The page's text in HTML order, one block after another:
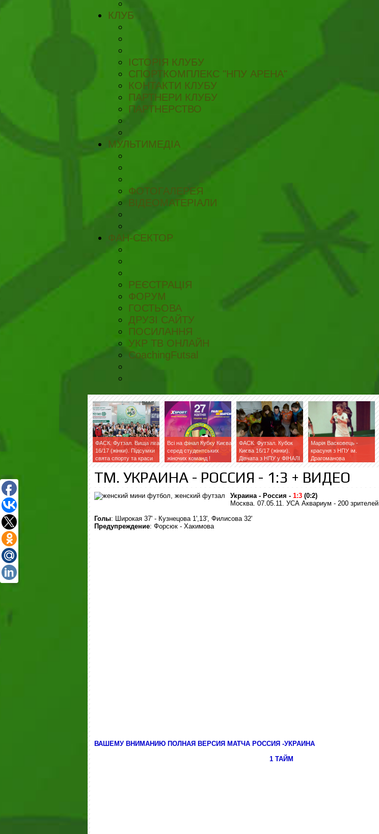
КЛУБ
ІСТОРІЯ КЛУБУ
СПОРТКОМПЛЕКС "НПУ АРЕНА"
КОНТАКТИ КЛУБУ
ПАРТНЕРИ КЛУБУ
ПАРТНЕРСТВО
МУЛЬТИМЕДІА
ФОТОГАЛЕРЕЯ
ВІДЕОМАТЕРІАЛИ
ФАН-СЕКТОР
РЕЄСТРАЦІЯ
ФОРУМ
ГОСТЬОВА
ДРУЗІ САЙТУ
ПОСИЛАННЯ
УКР ТВ ОНЛАЙН
CoachingFutsal
ФАСК. Футзал. Вища ліга
16/17 (жінки). Підсумки
свята спорту та краси
Всі на фінал Кубку Києва
серед студентських
жіночих команд !
ФАСК. Футзал. Кубок
Києва 16/17 (жінки).
Дівчата з НПУ у ФІНАЛІ
Марія Васковець -
красуня з НПУ ім.
Драгоманова
ТМ. УКРАИНА - РОССИЯ - 1:3 + ВИДЕО
Украина - Россия - 1:3(0:2)
Москва. 07.05.11. УСА Аквариум - 200 зрителей
Голы: Широкая 37' - Кузнецова 1',13', Филисова 32'
Предупреждение: Форсюк - Хакимова
ВАШЕМУ ВНИМАНИЮ ПОЛНАЯ ВЕРСИЯ МАТЧА РОССИЯ -УКРАИНА
1 ТАЙМ